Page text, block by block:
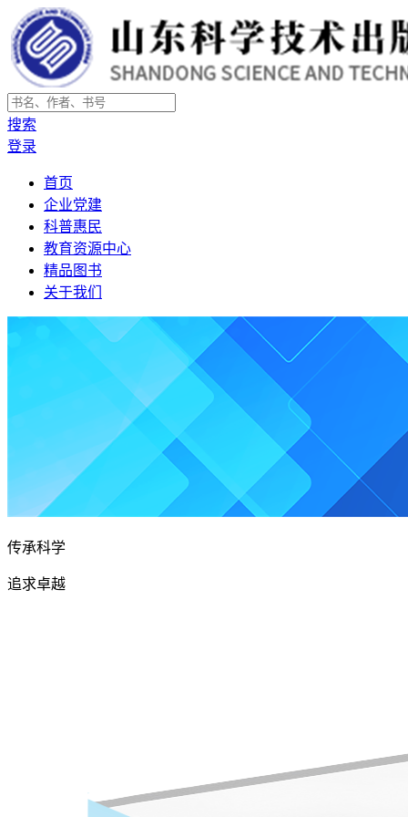
搜索
登录
首页
企业党建
科普惠民
教育资源中心
精品图书
关于我们
传承科学
追求卓越